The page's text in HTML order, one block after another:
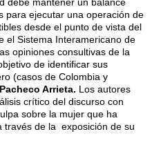
para ejecutar una operación de
desde el punto de vista del
el Sistema Interamericano de
opiniones consultivas de la
de identificar sus
(casos de Colombia y
Arrieta. Los autores
crítico del discurso con
sobre la mujer que ha
través de la exposición de su